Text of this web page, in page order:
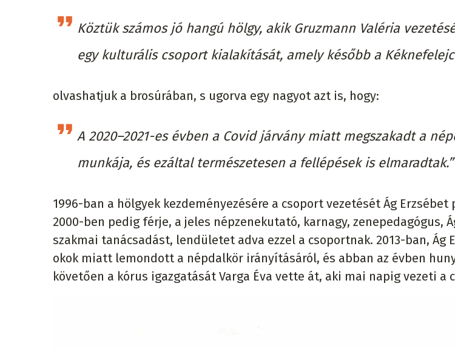
Köztük számos jó hangú hölgy, akik Gruzmann Valéria
egy kulturális csoport kialakítását, amely később a
olvashatjuk a brosúrában, s ugorva egy nagyot azt is, hogy:
A 2020–2021-es évben a Covid járvány miatt megszakadt a
munkája, és ezáltal természetesen a fellépések is elmaradtak.”
1996-ban a hölgyek kezdeményezésére a csoport vezetését Ág
2000-ben pedig férje, a jeles népzenekutató, karnagy, zenepedagógus,
szakmai tanácsadást, lendületet adva ezzel a csoportnak. 2013-ban, Ág
okok miatt lemondott a népdalkör irányításáról, és abban az évben
követően a kórus igazgatását Varga Éva vette át, aki mai napig vezeti a